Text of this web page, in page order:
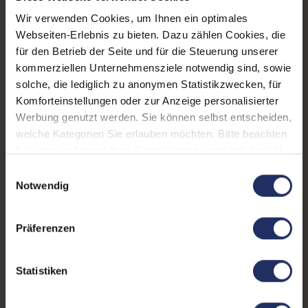
Wir verwenden Cookies, um Ihnen ein optimales
Webseiten-Erlebnis zu bieten. Dazu zählen Cookies, die
für den Betrieb der Seite und für die Steuerung unserer
kommerziellen Unternehmensziele notwendig sind, sowie
solche, die lediglich zu anonymen Statistikzwecken, für
Komforteinstellungen oder zur Anzeige personalisierter
Werbung genutzt werden. Sie können selbst entscheiden,
welche Kategorien Sie erlauben möchten. Bitte beachten
Weitere Informationen finden Sie in
Notwendig
Präferenzen
Statistiken
Arbeitsspeicher: 16 GB DDR4
Webcam: Ja
Fingerprintreader: Nein
Tastaturbeleuchtung: Ja
Betriebssystem:
, 2x